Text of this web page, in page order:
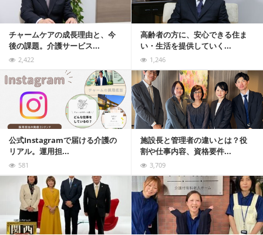
チャームケアの成長理由と、今
後の課題。介護サービス...
2,422
高齢者の方に、安心できる住ま
い・生活を提供していく...
1,246
公式Instagramで届ける介護の
リアル。運用担...
581
施設長と管理者の違いとは？役
割や仕事内容、資格要件...
3,709
記事を読む
記事を読む